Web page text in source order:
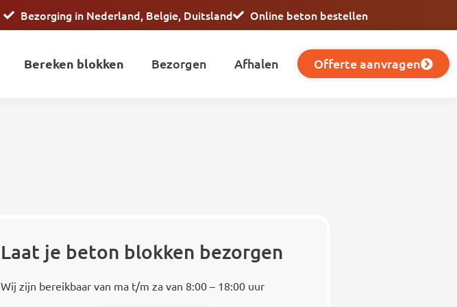
Bezorging in Nederland, Belgie, Duitsland Online beton bestellen
Bereken blokken Bezorgen Afhalen Offerte aanvragen
Laat je beton blokken bezorgen
Wij zijn bereikbaar van ma t/m za van 8:00 – 18:00 uur